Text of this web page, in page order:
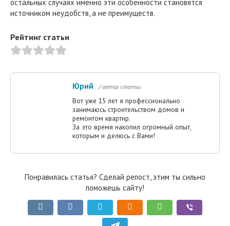
остальных случаях именно эти особенности становятся
источником неудобств, а не преимуществ.
Рейтинг статьи
Юрий / автор статьи
Вот уже 15 лет я профессионально
занимаюсь строительством домов и
ремонтом квартир.
За это время накопил огромный опыт,
которым и делюсь с Вами!
Понравилась статья? Сделай репост, этим ты сильно
поможешь сайту!